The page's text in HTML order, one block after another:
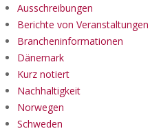
Ausschreibungen
Berichte von Veranstaltungen
Brancheninformationen
Dänemark
Kurz notiert
Nachhaltigkeit
Norwegen
Schweden